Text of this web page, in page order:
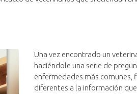
Una vez encontrado un
haciéndole una serie de
enfermedades más comunes,
diferentes a la información